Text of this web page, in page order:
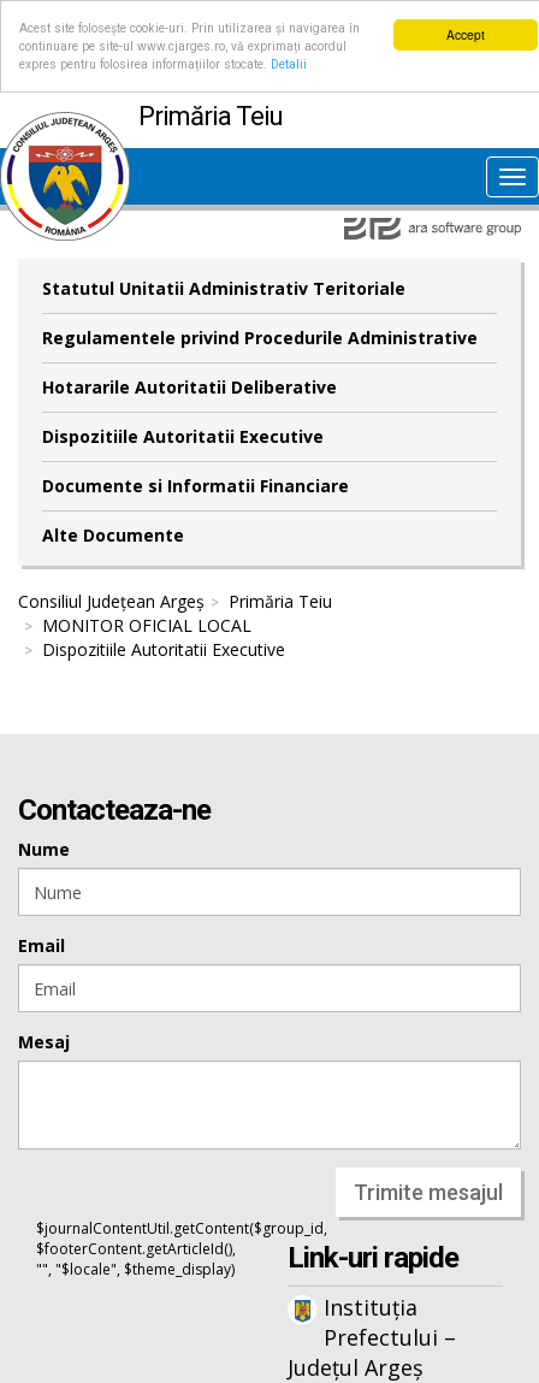
Accept
Acest site folosește cookie-uri. Prin utilizarea și navigarea în
continuare pe site-ul www.cjarges.ro, vă exprimați acordul
expres pentru folosirea informațiilor stocate.
Detalii
Primăria Teiu
Statutul Unitatii Administrativ Teritoriale
Regulamentele privind Procedurile Administrative
Hotararile Autoritatii Deliberative
Dispozitiile Autoritatii Executive
Documente si Informatii Financiare
Alte Documente
Consiliul Județean Argeș
Primăria Teiu
MONITOR OFICIAL LOCAL
Dispozitiile Autoritatii Executive
Contacteaza-ne
Nume
Email
Mesaj
Trimite mesajul
$journalContentUtil.getContent($group_id,
$footerContent.getArticleId(),
"", "$locale", $theme_display)
Link-uri rapide
Instituția
Prefectului –
Județul Argeș